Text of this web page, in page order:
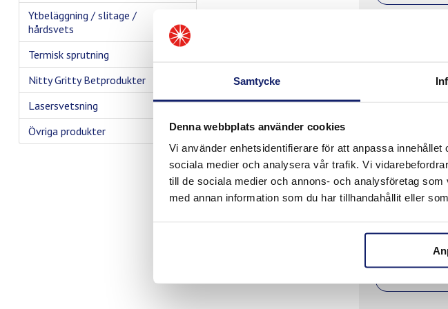
Samtycke
Denna webbplats använder cookies
Vi använder enhetsidentifierare för att anpassa
sociala medier och analysera vår trafik. Vi
till de sociala medier och annons- och analysföretag
med annan information som du har tillhandahållit eller
Ytbeläggning / slitage /
hårdsvets
Termisk sprutning
Nitty Gritty Betprodukter
Lasersvetsning
Övriga produkter
Nickellegerad
Koppar/
koppar/